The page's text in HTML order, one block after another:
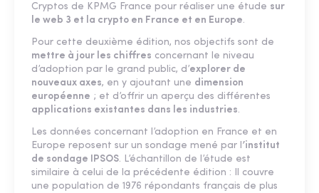
Cryptos de KPMG France pour réaliser une étude sur
le web 3 et la crypto en France et en Europe.
Pour cette deuxième édition, nos objectifs sont de
mettre à jour les chiffres concernant le niveau
d’adoption par le grand public, d’explorer de
nouveaux axes, en y ajoutant une dimension
européenne ; et d’offrir un aperçu des différentes
applications existantes dans les industries.
Les données concernant l’adoption en France et en
Europe reposent sur un sondage mené par l’institut
de sondage IPSOS. L’échantillon de l’étude est
similaire à celui de la précédente édition : Il couvre
une population de 1976 répondants français de plus